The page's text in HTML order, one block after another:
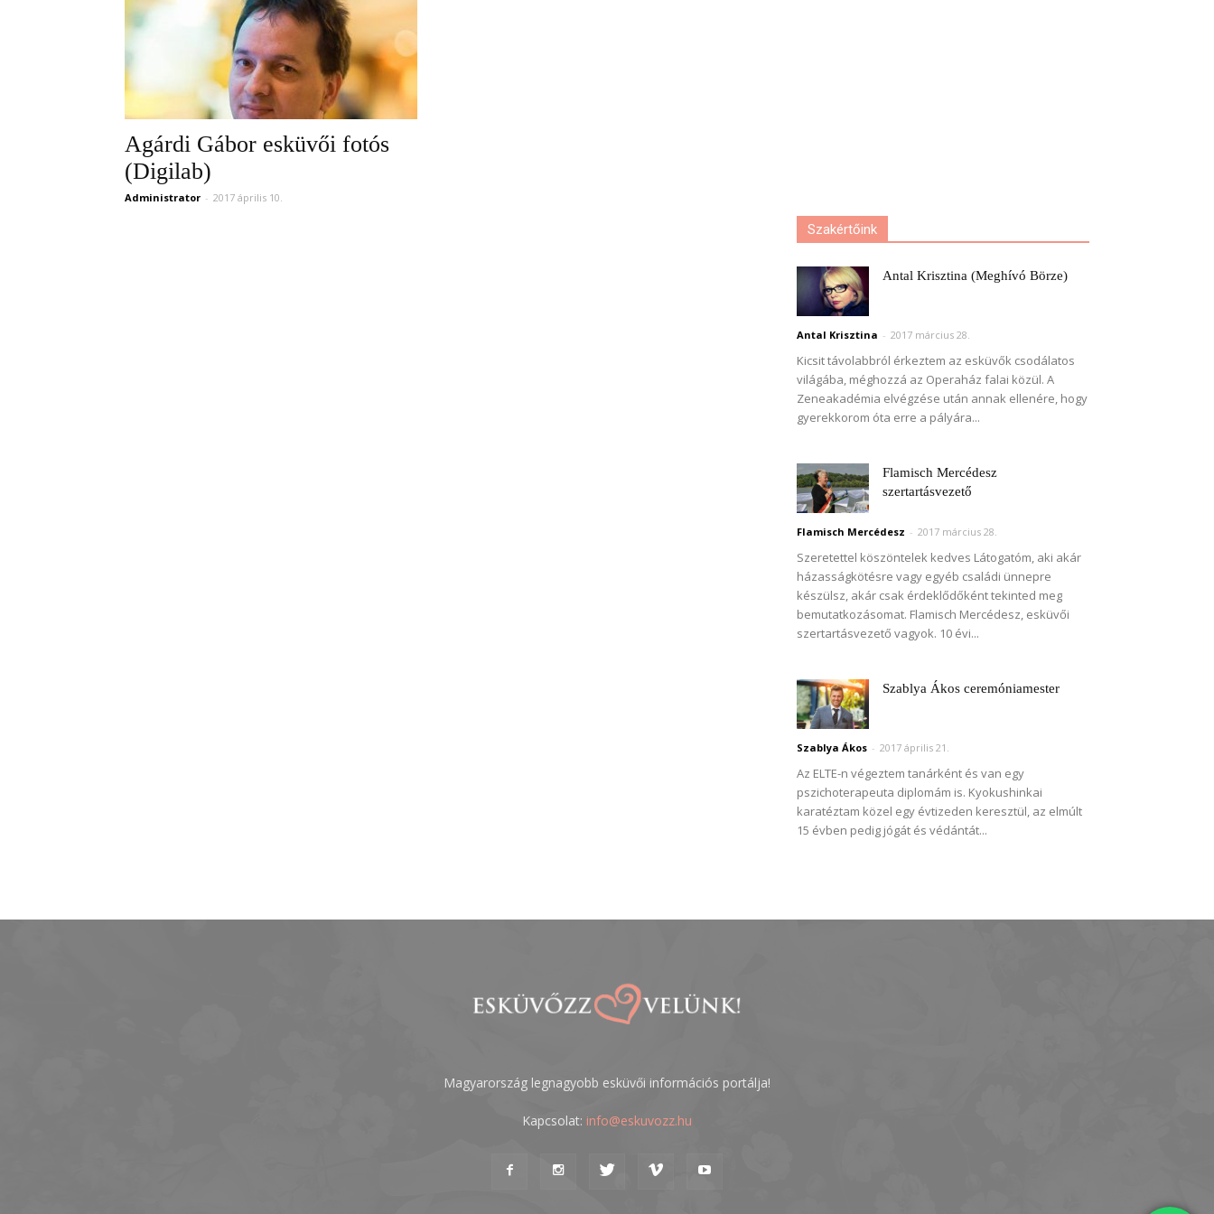
Agárdi Gábor esküvői fotós
(Digilab)
Administrator - 2017 április 10.
Szakértőink
Antal Krisztina (Meghívó Börze)
Antal Krisztina - 2017 március 28.
Kicsit távolabbról érkeztem az esküvők csodálatos
világába, méghozzá az Operaház falai közül. A
Zeneakadémia elvégzése után annak ellenére, hogy
gyerekkorom óta erre a pályára...
Flamisch Mercédesz
szertartásvezető
Flamisch Mercédesz - 2017 március 28.
Szeretettel köszöntelek kedves Látogatóm, aki akár
házasságkötésre vagy egyéb családi ünnepre
készülsz, akár csak érdeklődőként tekinted meg
bemutatkozásomat. Flamisch Mercédesz, esküvői
szertartásvezető vagyok. 10 évi...
Szablya Ákos ceremóniamester
Szablya Ákos - 2017 április 21.
Az ELTE-n végeztem tanárként és van egy
pszichoterapeuta diplomám is. Kyokushinkai
karatéztam közel egy évtizeden keresztül, az elmúlt
15 évben pedig jógát és védántát...
Magyarország legnagyobb esküvői információs portálja!
Kapcsolat: info@eskuvozz.hu